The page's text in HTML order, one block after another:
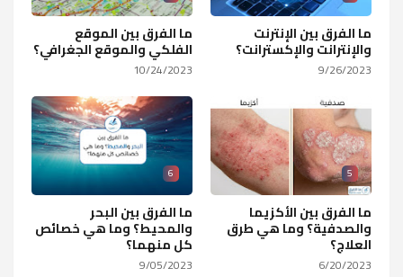
ما الفرق بين الإنترنت
والإنترانت والإكسترانت؟
9/26/2023
ما الفرق بين الموقع
الفلكي والموقع الجغرافي؟
10/24/2023
5
ما الفرق بين الأكزيما
والصدفية؟ وما هي طرق
العلاج؟
6/20/2023
6
ما الفرق بين البحر
والمحيط؟ وما هي خصائص
كل منهما؟
9/05/2023